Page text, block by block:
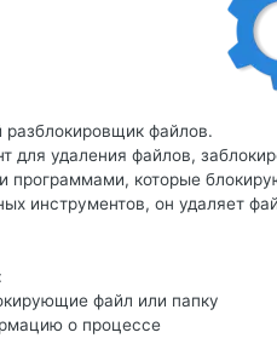
файлов.
для удаления файлов,
программами, которые
инструментов, он удаляет
файл или папку
о процессе